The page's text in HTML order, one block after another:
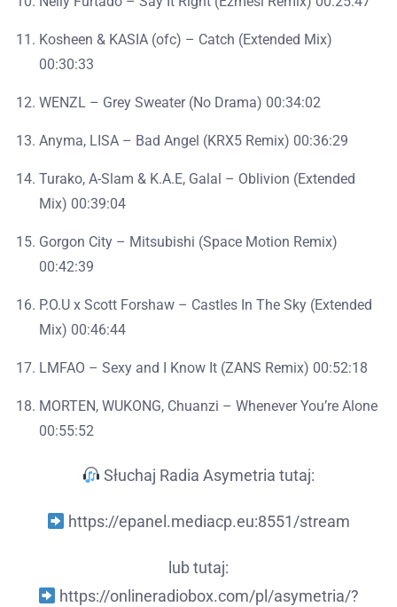
Kosheen & KASIA (ofc) – Catch (Extended Mix)
00:30:33
WENZL – Grey Sweater (No Drama) 00:34:02
Anyma, LISA – Bad Angel (KRX5 Remix) 00:36:29
Turako, A-Slam & K.A.E, Galal – Oblivion (Extended
Mix) 00:39:04
Gorgon City – Mitsubishi (Space Motion Remix)
00:42:39
P.O.U x Scott Forshaw – Castles In The Sky (Extended
Mix) 00:46:44
LMFAO – Sexy and I Know It (ZANS Remix) 00:52:18
MORTEN, WUKONG, Chuanzi – Whenever You’re Alone
00:55:52
Słuchaj Radia Asymetria tutaj:
https://epanel.mediacp.eu:8551/stream
lub tutaj:
https://onlineradiobox.com/pl/asymetria/?